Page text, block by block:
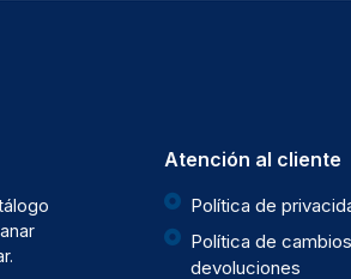
Atención al cliente
Política de
Política de
devoluciones